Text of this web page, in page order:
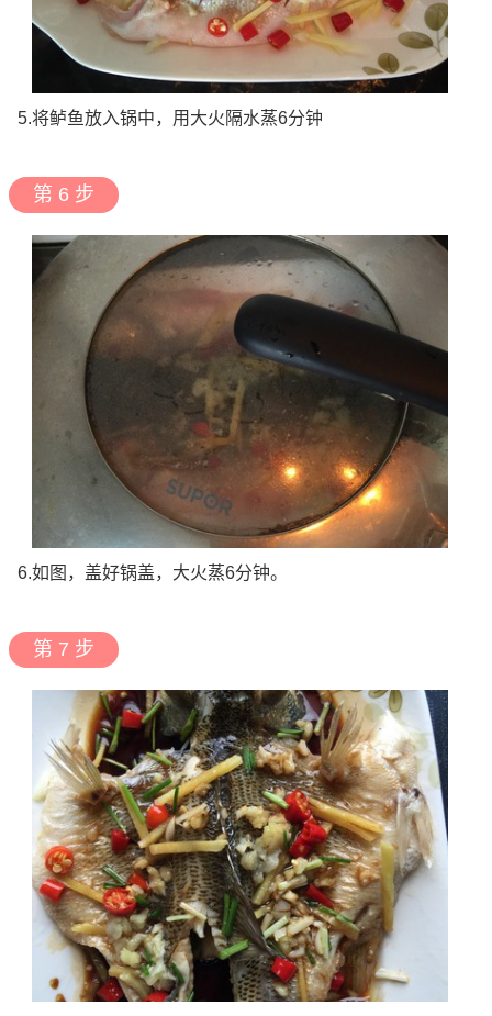
5.将鲈鱼放入锅中，用大火隔水蒸6分钟
第 6 步
6.如图，盖好锅盖，大火蒸6分钟。
第 7 步